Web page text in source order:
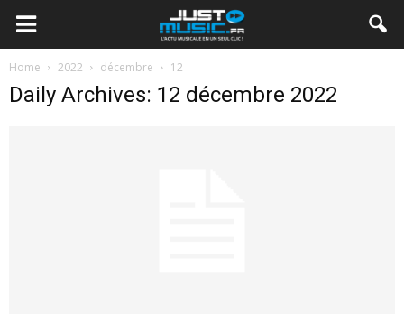
Home 2022 décembre 12
Daily Archives: 12 décembre 2022